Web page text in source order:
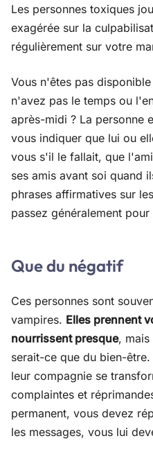
Les personnes toxiques
exagérée sur la
régulièrement sur votre
Vous n'êtes pas
n'avez pas le temps ou
après-midi ? La personne
vous indiquer que lui ou
vous s'il le fallait, que
ses amis avant soi quand
phrases affirmatives sur
passez généralement
Que du négatif
Ces personnes sont
vampires. Elles prennent
nourrissent presque, mais
serait-ce que du bien-
leur compagnie se
complaintes et
permanent, vous devez
les messages, vous lui